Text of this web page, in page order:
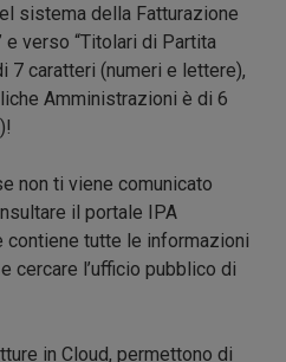
sistema della Fatturazione
e verso “Titolari di Partita
7 caratteri (numeri e lettere),
Amministrazioni è di 6
non ti viene comunicato
il portale IPA
contiene tutte le informazioni
cercare l’ufficio pubblico di
in Cloud, permettono di